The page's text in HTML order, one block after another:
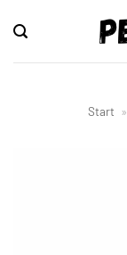
Inhalt
springen
Start »